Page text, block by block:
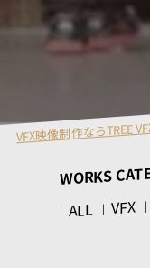
VFX映像制作ならTREE
WORKS
ALL VFX